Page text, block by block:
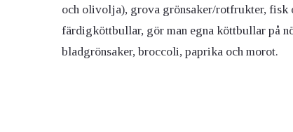
och olivolja), grova grönsaker/rotfrukter, fisk
färdigköttbullar, gör man egna köttbullar på
bladgrönsaker, broccoli, paprika och morot.